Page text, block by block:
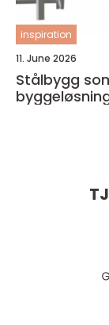
inspiration
11. June 2026
Stålbygg